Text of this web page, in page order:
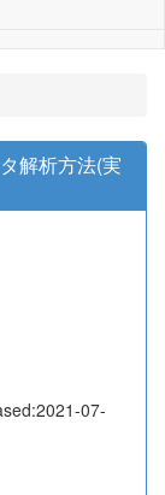
解析方法(実
07-